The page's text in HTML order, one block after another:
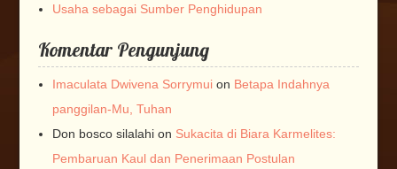
Usaha sebagai Sumber Penghidupan
Komentar Pengunjung
Imaculata Dwivena Sorrymuion Betapa Indahnya
panggilan-Mu, Tuhan
Don bosco silalahion Sukacita di Biara Karmelites:
Pembaruan Kaul dan Penerimaan Postulan